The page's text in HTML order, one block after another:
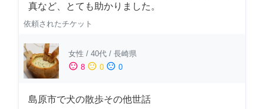
真など、とても助かりました。
依頼されたチケット
女性 / 40代 / 長崎県
sentiment_satisfied 8 sentiment_neutral 0 sentiment_dissatisfied 0
島原市で犬の散歩その他世話